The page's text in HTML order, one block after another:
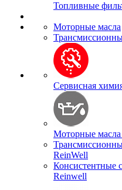
Топливные
Моторные масла
Сервисная
Моторные масла
ReinWell
Консистентные
Reinwell